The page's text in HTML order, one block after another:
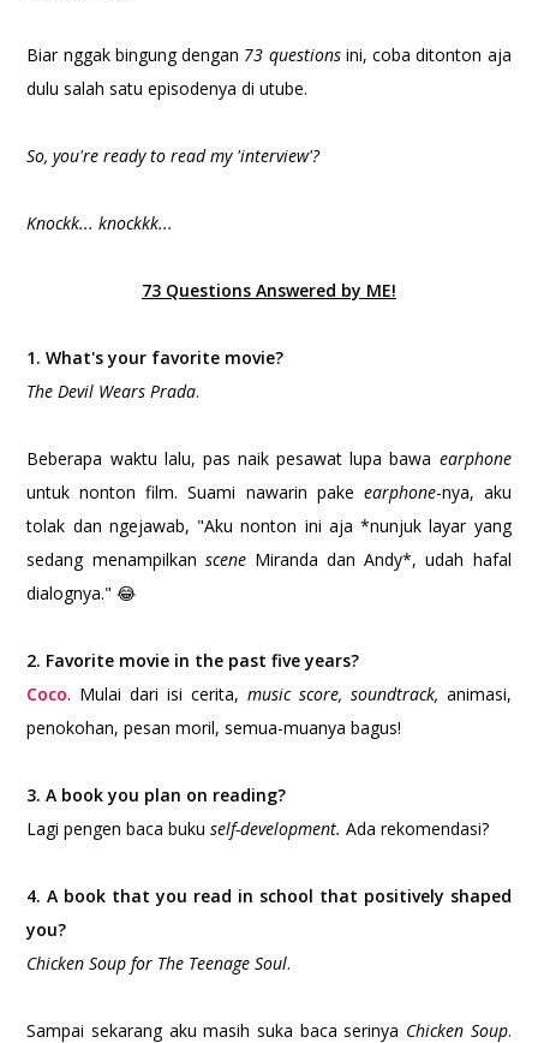
Biar nggak bingung dengan 73 questionsini, coba ditonton aja
dulu salah satu episodenya di utube.
So, you're ready to read my 'interview'?
Knockk... knockkk...
73 Questions Answered by ME!
1. What's your favorite movie?
The Devil Wears Prada.
Beberapa waktu lalu, pas naik pesawat lupa bawa earphone
untuk nonton film. Suami nawarin pake earphone-nya, aku
tolak dan ngejawab, "Aku nonton ini aja *nunjuk layar yang
sedang menampilkan scene Miranda dan Andy*, udah hafal
dialognya." 😂
2. Favorite movie in the past five years?
Coco. Mulai dari isi cerita, music score, soundtrack, animasi,
penokohan, pesan moril, semua-muanya bagus!
3. A book you plan on reading?
Lagi pengen baca bukuself-development.Ada rekomendasi?
4. A book that you read in school that positively shaped
you?
Chicken Soup for The Teenage Soul.
Sampai sekarang aku masih suka baca serinya Chicken Soup.